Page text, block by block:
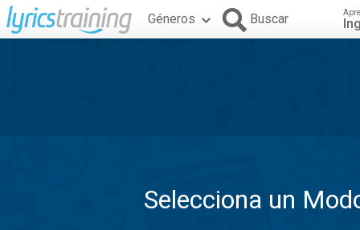
Géneros Buscar
Selecciona un